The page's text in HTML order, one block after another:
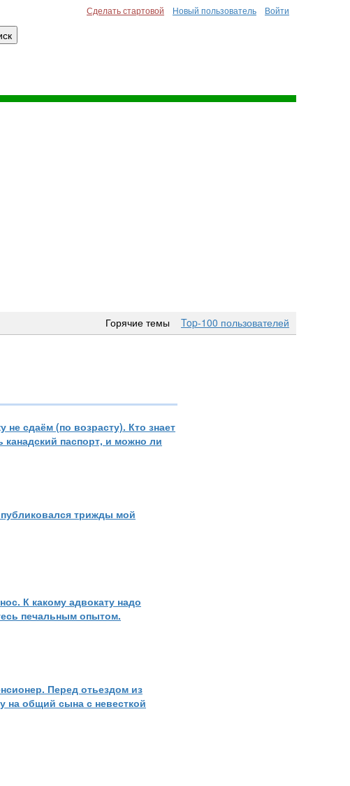
Сделать стартовой Новый пользователь Войти
Горячие темы Top-100 пользователей
сдаём (по возрасту). Кто знает
канадский паспорт, и можно ли
трижды мой
К какому адвокату надо
печальным опытом.
Перед отьездом из
на общий сына с невесткой